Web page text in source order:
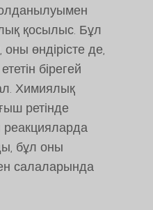
қосылыс. Бұл
өндірісте де,
бірегей
Химиялық
ретінде
реакцияларда
бұл оны
салаларында